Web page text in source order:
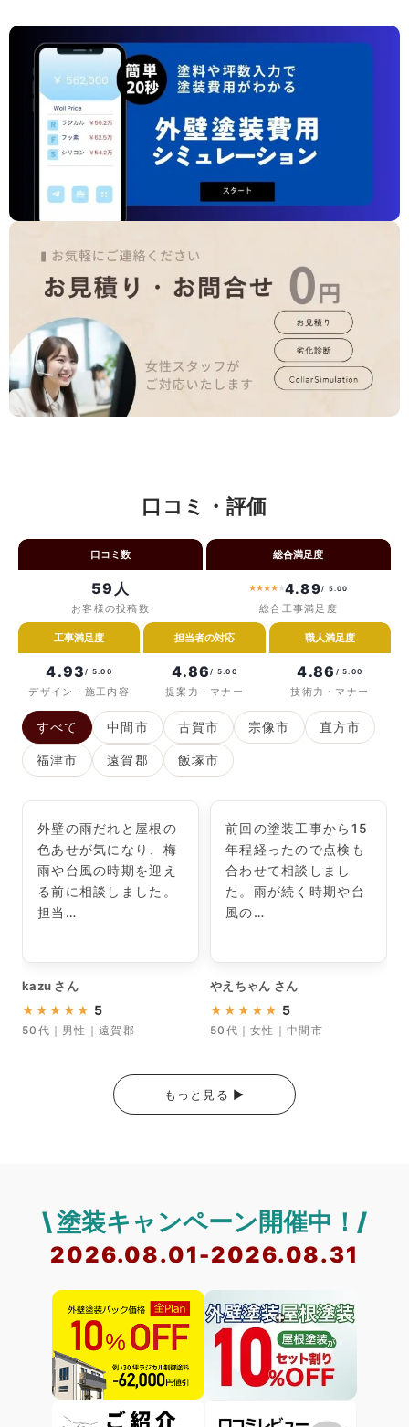
口コミ・評価
口コミ数
59人
お客様の投稿数
総合満足度
★★★★★4.89/ 5.00
総合工事満足度
工事満足度
4.93/ 5.00
デザイン・施工内容
担当者の対応
4.86/ 5.00
提案力・マナー
職人満足度
4.86 / 5.00
技術力・マナー
すべて 中間市 古賀市 宗像市 直方市
福津市 遠賀郡 飯塚市
外壁の雨だれと屋根の
色あせが気になり、梅
雨や台風の時期を迎え
る前に相談しました。
担当…
kazu さん
★ ★ ★ ★ ★ 5
50代｜男性｜遠賀郡
前回の塗装工事から15
年程経ったので点検も
合わせて相談しまし
た。雨が続く時期や台
風の…
やえちゃん さん
★ ★ ★ ★ ★ 5
50代｜女性｜中間市
もっと見る ▶︎
\ 塗装キャンペーン開催中！/
2026.08.01-2026.08.31